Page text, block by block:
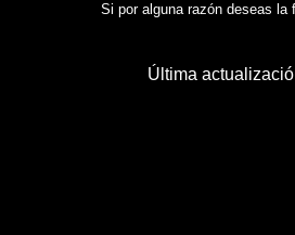
Si por alguna razón deseas
Última